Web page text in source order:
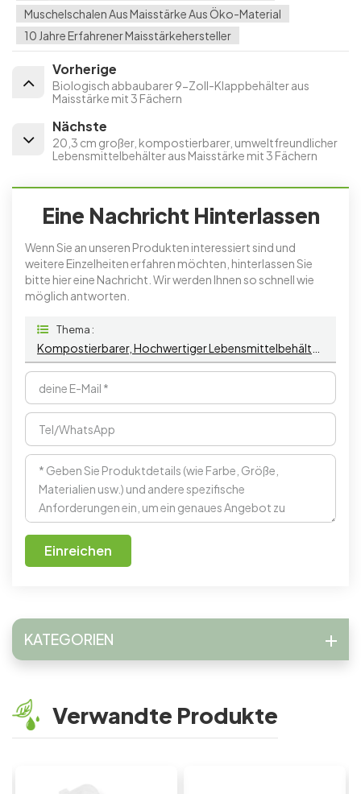
Muschelschalen Aus Maisstärke Aus Öko-Material
10 Jahre Erfahrener Maisstärkehersteller
Vorherige
Biologisch abbaubarer 9-Zoll-Klappbehälter aus
Maisstärke mit 3 Fächern
Nächste
20,3 cm großer, kompostierbarer, umweltfreundlicher
Lebensmittelbehälter aus Maisstärke mit 3 Fächern
Eine Nachricht Hinterlassen
Wenn Sie an unseren Produkten interessiert sind und
weitere Einzelheiten erfahren möchten, hinterlassen Sie
bitte hier eine Nachricht. Wir werden Ihnen so schnell wie
möglich antworten.
Thema :
Einreichen
KATEGORIEN
Verwandte Produkte